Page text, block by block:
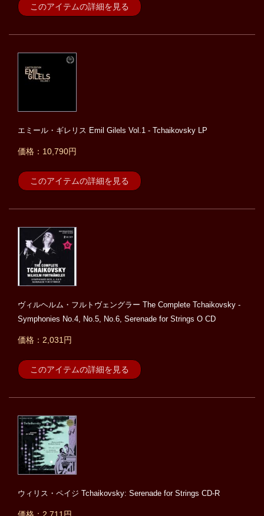
このアイテムの詳細を見る
エミール・ギレリス Emil Gilels Vol.1 - Tchaikovsky LP
価格：10,790円
このアイテムの詳細を見る
ヴィルヘルム・フルトヴェングラー The Complete Tchaikovsky -
Symphonies No.4, No.5, No.6, Serenade for Strings O CD
価格：2,031円
このアイテムの詳細を見る
ウィリス・ペイジ Tchaikovsky: Serenade for Strings CD-R
価格：2,711円